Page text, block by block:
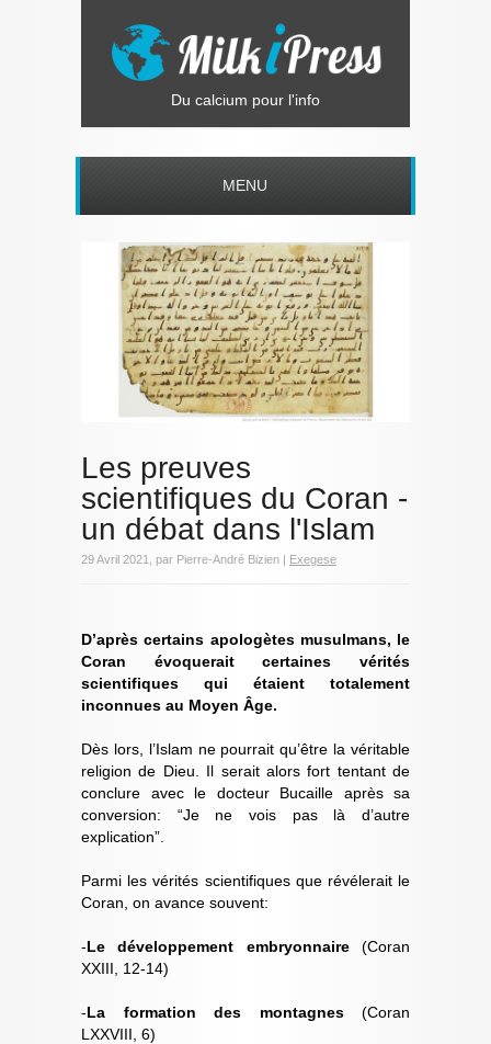
Du calcium pour l'info
MENU
Les preuves
scientifiques du Coran -
un débat dans l'Islam
29 Avril 2021, par Pierre-André Bizien | Exegese
D’après certains apologètes musulmans, le
Coran évoquerait certaines vérités
scientifiques qui étaient totalement
inconnues au Moyen Âge.
Dès lors, l’Islam ne pourrait qu’être la véritable
religion de Dieu. Il serait alors fort tentant de
conclure avec le docteur Bucaille après sa
conversion: “Je ne vois pas là d’autre
explication”.
Parmi les vérités scientifiques que révélerait le
Coran, on avance souvent:
-Le développement embryonnaire(Coran
XXIII, 12-14)
-La formation des montagnes (Coran
LXXVIII, 6)